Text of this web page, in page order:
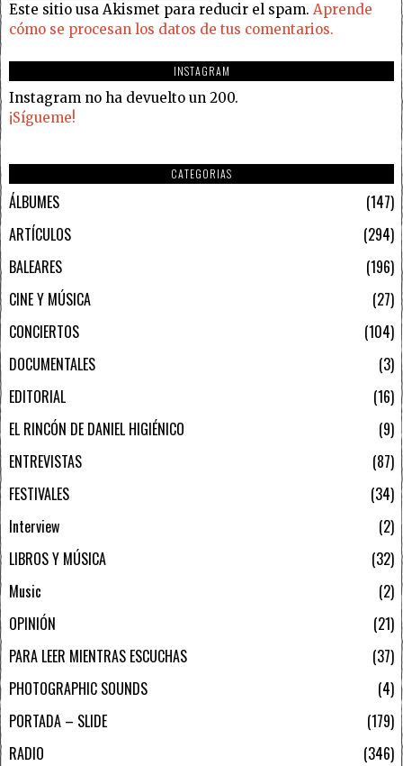
Este sitio usa Akismet para reducir el spam. Aprende
cómo se procesan los datos de tus comentarios.
INSTAGRAM
Instagram no ha devuelto un 200.
¡Sígueme!
CATEGORIAS
ÁLBUMES
147
ARTÍCULOS
294
BALEARES
196
CINE Y MÚSICA
27
CONCIERTOS
104
DOCUMENTALES
3
EDITORIAL
16
EL RINCÓN DE DANIEL HIGIÉNICO
9
ENTREVISTAS
87
FESTIVALES
34
Interview
2
LIBROS Y MÚSICA
32
Music
2
OPINIÓN
21
PARA LEER MIENTRAS ESCUCHAS
37
PHOTOGRAPHIC SOUNDS
4
PORTADA – SLIDE
179
RADIO
346